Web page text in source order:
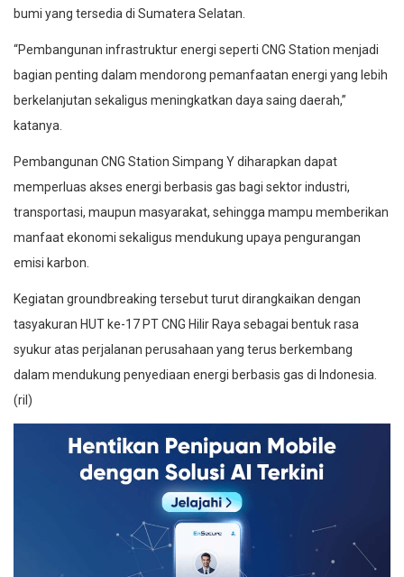
bumi yang tersedia di Sumatera Selatan.
“Pembangunan infrastruktur energi seperti CNG Station menjadi
bagian penting dalam mendorong pemanfaatan energi yang lebih
berkelanjutan sekaligus meningkatkan daya saing daerah,”
katanya.
Pembangunan CNG Station Simpang Y diharapkan dapat
memperluas akses energi berbasis gas bagi sektor industri,
transportasi, maupun masyarakat, sehingga mampu memberikan
manfaat ekonomi sekaligus mendukung upaya pengurangan
emisi karbon.
Kegiatan groundbreaking tersebut turut dirangkaikan dengan
tasyakuran HUT ke-17 PT CNG Hilir Raya sebagai bentuk rasa
syukur atas perjalanan perusahaan yang terus berkembang
dalam mendukung penyediaan energi berbasis gas di Indonesia.
(ril)